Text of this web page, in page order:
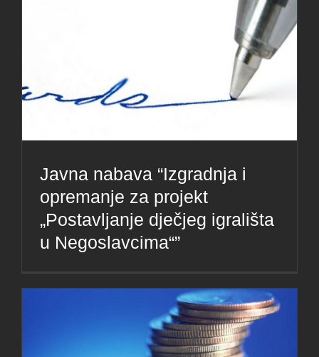
Javna nabava “Izgradnja i
opremanje za projekt
„Postavljanje dječjeg igrališta
u Negoslavcima“”